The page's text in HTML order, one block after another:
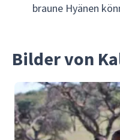
braune Hyänen
Bilder von